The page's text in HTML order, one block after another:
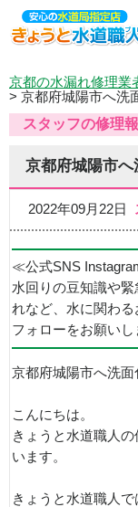
京都の水漏れ修理業
> 京都府城陽市へ洗
スタッフの修理
京都府城陽市
2022年09月22日
≪公式SNS
水回りの豆知識や
れなど、水に関わ
フォローをお願いし
京都府城陽市へ洗
こんにちは。
きょうと水道職人
います。
きょうと水道職人